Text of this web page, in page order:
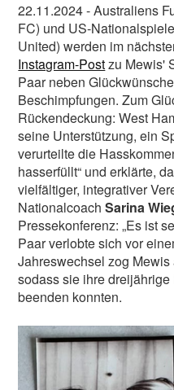
22.11.2024 - Australiens
FC) und US-
United) werden im
Instagram-Postzu Mewis'
Paar neben
Beschimpfungen. Zum
Rückendeckung: West
seine Unterstützung, ein
verurteilte die
hasserfüllt“ und erklärte,
vielfältiger, integrativer
NationalcoachSarina
Pressekonferenz: „Es ist
Paar verlobte sich vor
Jahreswechsel zog
sodass sie ihre
beenden konnten.
unabhängig ist und
zunehmend schwer.
Unterstützt unsere Arbeit!
Vielen Dank!
Euer L-MAG-Team
L-MAG.de unterstütze ich!
Nein Danke, möchte ich